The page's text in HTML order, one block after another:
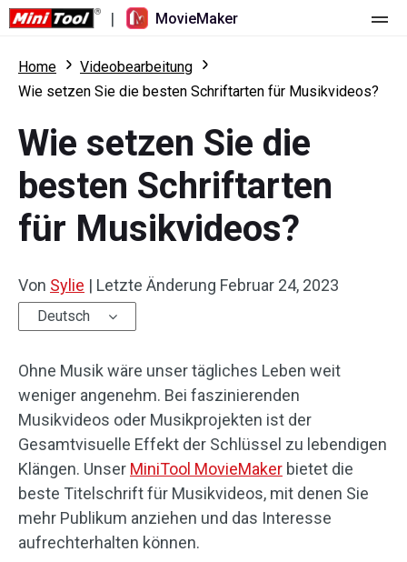
| MovieMaker
Startseite
Preise
Funktionen
Was ist neu
Übersicht
Seitenverhältnis
Trimmen/Teilen/Zuschneiden
Audioeffekte
Text/Elemente
Videoeffekte
Ressourcen
Benutzerhandbuch
Video-Tools
Video-Konverter
Home
Videobearbeitung
Wie setzen Sie die besten Schriftarten für Musikvideos?
Wie setzen Sie die
besten Schriftarten
für Musikvideos?
Von Sylie | Letzte Änderung Februar 24, 2023
Deutsch
Ohne Musik wäre unser tägliches Leben weit
weniger angenehm. Bei faszinierenden
Musikvideos oder Musikprojekten ist der
Gesamtvisuelle Effekt der Schlüssel zu lebendigen
Klängen. Unser MiniTool MovieMaker bietet die
beste Titelschrift für Musikvideos, mit denen Sie
mehr Publikum anziehen und das Interesse
aufrechterhalten können.